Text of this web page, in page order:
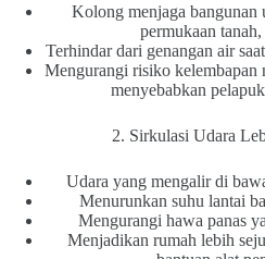
Kolong menjaga bangunan
permukaan
Terhindar dari genangan air
Mengurangi risiko kelembapan
menyebabkan
2. Sirkulasi Udara
Udara yang mengalir di
Menurunkan suhu lantai
Mengurangi hawa panas
Menjadikan rumah lebih